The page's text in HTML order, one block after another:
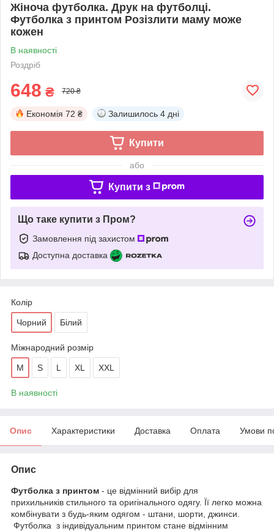
Жіноча футболка. Друк на футболці.
Футболка з принтом Розізлити маму може
кожен
В наявності
Роздріб
648 ₴ 720 ₴
Економія 72 ₴ Залишилось 4 дні
Купити
або
Купити з
Що таке купити з Пром?
Замовлення під захистом
Доступна доставка
Колір
Чорний Білий
Міжнародний розмір
M S L XL XXL
В наявності
Опис Характеристики Доставка Оплата Умови
Опис
Футболка з принтом - це відмінний вибір для
прихильників стильного та оригінального одягу. Її легко можна
комбінувати з будь-яким одягом - штани, шорти, джинси.
Футболка з індивідуальним принтом стане відмінним